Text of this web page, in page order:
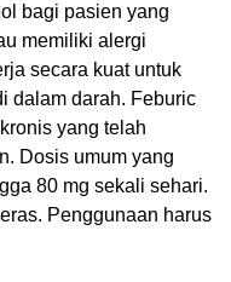
bagi pasien yang
memiliki alergi
secara kuat untuk
dalam darah. Feburic
yang telah
Dosis umum yang
80 mg sekali sehari.
Penggunaan harus